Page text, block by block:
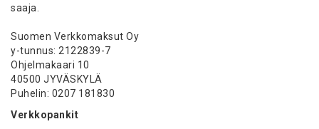
saaja.
Suomen Verkkomaksut Oy
y-tunnus: 2122839-7
Ohjelmakaari 10
40500 JYVÄSKYLÄ
Puhelin: 0207 181830
Verkkopankit